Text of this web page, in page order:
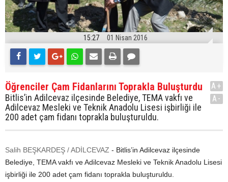
15:27 01 Nisan 2016
Öğrenciler Çam Fidanlarını Toprakla Buluşturdu
Bitlis’in Adilcevaz ilçesinde Belediye, TEMA vakfı ve
Adilcevaz Mesleki ve Teknik Anadolu Lisesi işbirliği ile
200 adet çam fidanı toprakla buluşturuldu.
A+
A-
Salih BEŞKARDEŞ / ADİLCEVAZ - Bitlis’in Adilcevaz ilçesinde
Belediye, TEMA vakfı ve Adilcevaz Mesleki ve Teknik Anadolu Lisesi
işbirliği ile 200 adet çam fidanı toprakla buluşturuldu.